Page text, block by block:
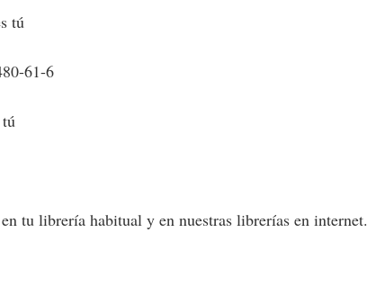
tú
61-6
tu librería habitual y en nuestras librerías en internet.